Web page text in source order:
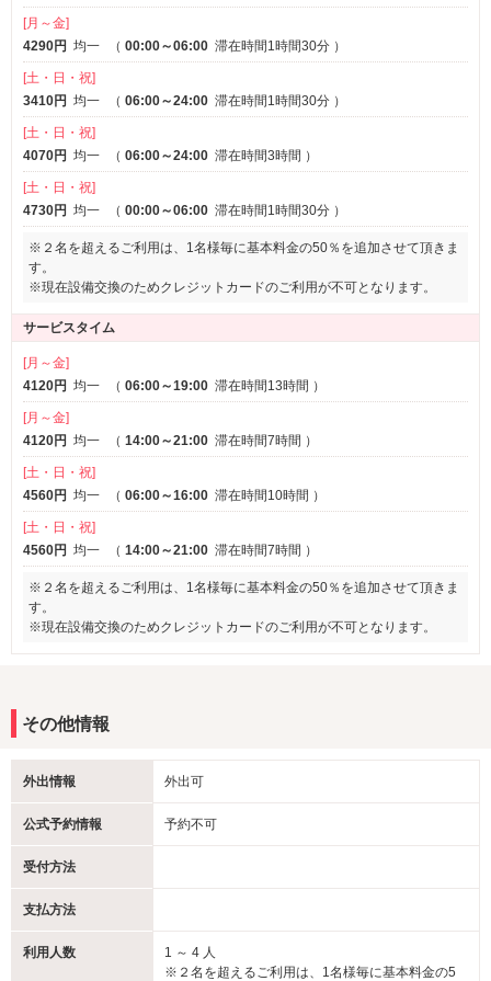
[月～金]
4290円 均一 （ 00:00～06:00 滞在時間1時間30分 ）
[土・日・祝]
3410円 均一 （ 06:00～24:00 滞在時間1時間30分 ）
[土・日・祝]
4070円 均一 （ 06:00～24:00 滞在時間3時間 ）
[土・日・祝]
4730円 均一 （ 00:00～06:00 滞在時間1時間30分 ）
※２名を超えるご利用は、1名様毎に基本料金の50％を追加させて頂きま
す。
※現在設備交換のためクレジットカードのご利用が不可となります。
サービスタイム
[月～金]
4120円 均一 （ 06:00～19:00 滞在時間13時間 ）
[月～金]
4120円 均一 （ 14:00～21:00 滞在時間7時間 ）
[土・日・祝]
4560円 均一 （ 06:00～16:00 滞在時間10時間 ）
[土・日・祝]
4560円 均一 （ 14:00～21:00 滞在時間7時間 ）
※２名を超えるご利用は、1名様毎に基本料金の50％を追加させて頂きま
す。
※現在設備交換のためクレジットカードのご利用が不可となります。
その他情報
外出情報 外出可
公式予約情報 予約不可
受付方法
支払方法
利用人数
1 ～ 4 人
※２名を超えるご利用は、1名様毎に基本料金の5